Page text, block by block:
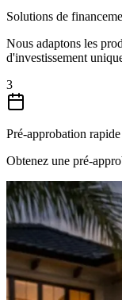
Solutions de
Nous adaptons les
d'investissement
3
Pré-approbation rapide
Obtenez une pré-